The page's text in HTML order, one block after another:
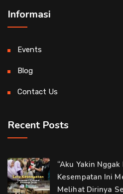
Informasi
Events
Blog
Contact Us
Recent Posts
“Aku Yakin
Kesempatan Ini
Melihat Dirinya